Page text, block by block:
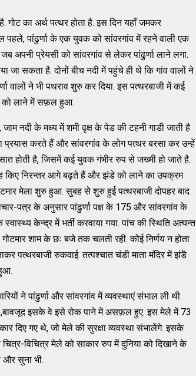
है. गोट का अर्थ पत्थर होता है. इस दिन यहाँ जमकर
पांढुर्णा के एक युवक को सांवरगांव में रहने वाली एक
अपनी प्रेयसी को सांवरगांव से लेकर पांढुर्णा लाने लगा.
सकता है. दोनों बीच नदी में पहुंचे ही थे कि गांव वालों ने
वालों ने भी पथराव शुरु कर दिया. इस पत्थरबाजी में कई
को लाने में सफ़ल हुआ.
नदी के मध्य में शमी वृक्ष के पेड की टहनी गाडी जाती है
प्रयास करते हैं और सांवरगांव के लोग पत्थर बरसा कर उन्हें
होती है, जिसमें कई युवक गंभीर रुप से जख्मी हो जाते है.
किए निरन्तर आगे बढ़ते हैं और झंडे को लाने का उपक्रम
मेला शुरु हुआ. सुबह से शुरु हुई पत्थरबाजी दोपहर बाद
पत्र के अनुसार पांढुर्णा पक्ष के 175 और सांवरगांव के
केन्द्र में भर्ती करवाया गया. पांच की स्थिति अत्यन्त
शाम के छः बजे तक चलती रही. कोई निर्णय न होता
पत्थरबाजी रुकवाई. तत्पश्चात चंडी माता मंदिर में झंडॆ
ने पांढुर्णा और सांवरगांव में व्यवस्थाएं संभाल ली थी.
,बावजूद इसके वे इसे रोक पाने में असफ़ल हुए. इस मेले में 73
दिए गए थे, जो मेले की सुरक्षा व्यवस्था संभालेंगे. इसके
विचित्र मेले को साकार रुप में दुनिया को दिखाने के
और सुना भी.